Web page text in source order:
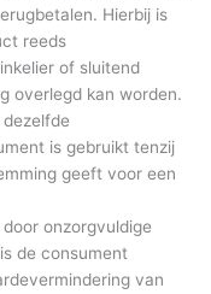
Hierbij is
reeds
of sluitend
overlegd kan worden.
is gebruikt tenzij
geeft voor een
onzorgvuldige
de consument
van